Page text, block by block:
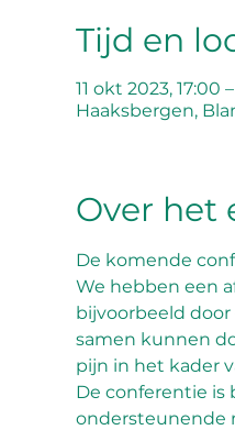
Tijd en
11 okt 2023, 17:00
Haaksbergen,
Over het
De komende
We hebben een
bijvoorbeeld
samen kunnen
pijn in het kader
De conferentie is
ondersteunende